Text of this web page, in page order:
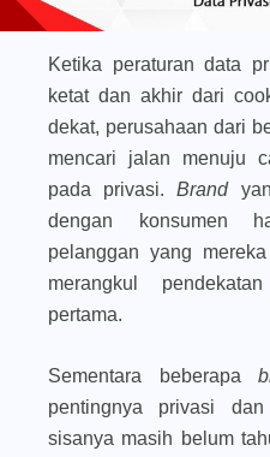
Ketika peraturan data
ketat dan akhir dari
dekat, perusahaan dari
mencari jalan menuju
pada privasi.Brand
dengan konsumen
pelanggan yang
merangkul
pertama.
Sementara beberapa
pentingnya privasi dan
sisanya masih belum